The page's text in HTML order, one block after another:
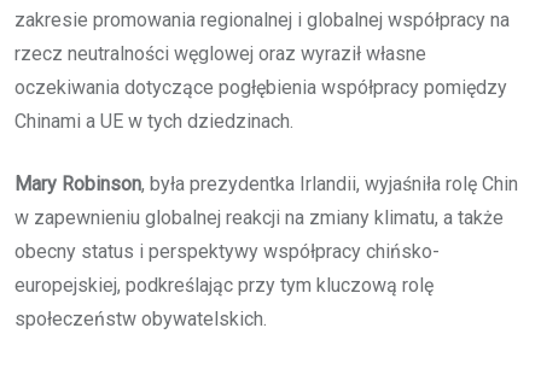
zakresie promowania regionalnej i globalnej współpracy na
rzecz neutralności węglowej oraz wyraził własne
oczekiwania dotyczące pogłębienia współpracy pomiędzy
Chinami a UE w tych dziedzinach.
Mary Robinson, była prezydentka Irlandii, wyjaśniła rolę Chin
w zapewnieniu globalnej reakcji na zmiany klimatu, a także
obecny status i perspektywy współpracy chińsko-
europejskiej, podkreślając przy tym kluczową rolę
społeczeństw obywatelskich.